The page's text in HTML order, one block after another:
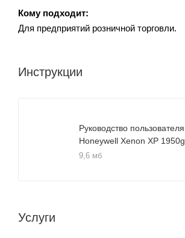
Кому подходит:
Для предприятий розничной торговли.
Инструкции
Руководство пользователя
Honeywell Xenon XP 1950g
9,6 мб
Услуги